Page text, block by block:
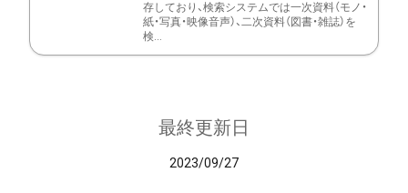
存しており、検索システムでは一次資料（モノ・
紙・写真・映像音声）、二次資料（図書・雑誌）を
検...
最終更新日
2023/09/27